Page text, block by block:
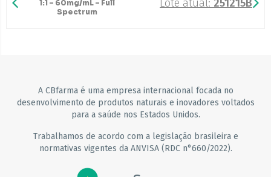
1:1 – 60mg/mL – Full
Spectrum
Lote atual: 251215B
A CBfarma é uma empresa internacional focada no
desenvolvimento de produtos naturais e inovadores voltados
para a saúde nos Estados Unidos.
Trabalhamos de acordo com a legislação brasileira e
normativas vigentes da ANVISA (RDC n°660/2022).